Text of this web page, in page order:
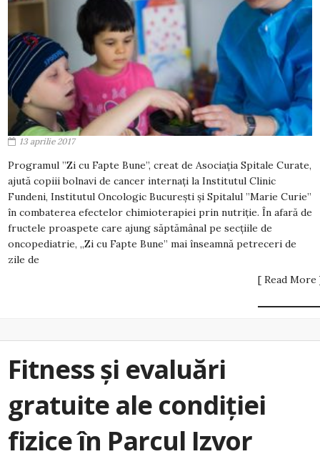
13 aprilie 2017
Programul ”Zi cu Fapte Bune”, creat de Asociaţia Spitale Curate,
ajută copiii bolnavi de cancer internaţi la Institutul Clinic
Fundeni, Institutul Oncologic Bucureşti şi Spitalul ”Marie Curie”
în combaterea efectelor chimioterapiei prin nutriție. În afară de
fructele proaspete care ajung săptămânal pe secțiile de
oncopediatrie, „Zi cu Fapte Bune” mai înseamnă petreceri de
zile de
[ Read More
Fitness și evaluări
gratuite ale condiției
fizice în Parcul Izvor